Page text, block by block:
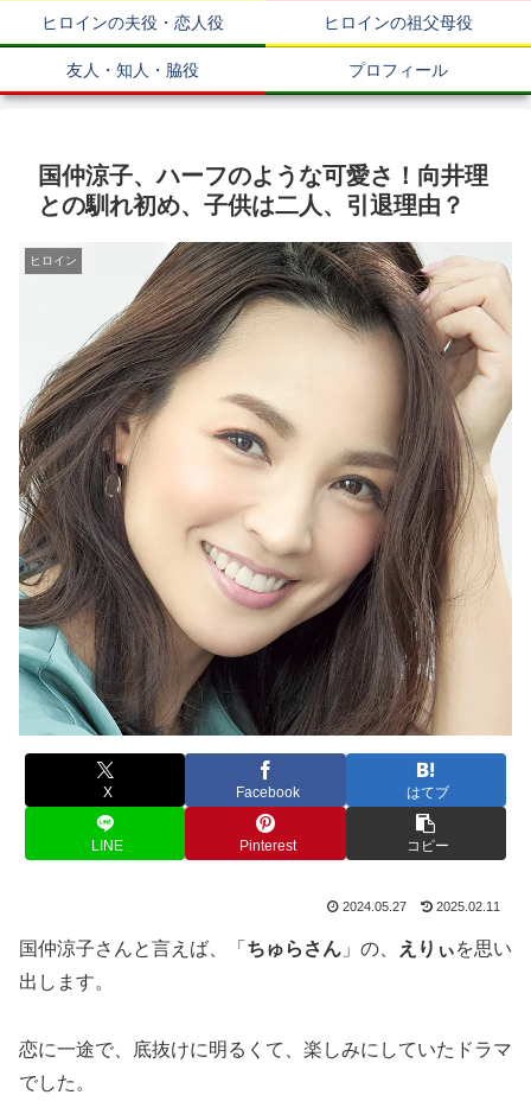
ヒロインの夫役・恋人役 ヒロインの祖父母役
友人・知人・脇役 プロフィール
国仲涼子、ハーフのような可愛さ！向井理
との馴れ初め、子供は二人、引退理由？
ヒロイン
X Facebook はてブ
LINE Pinterest コピー
2024.05.27 2025.02.11
国仲涼子さんと言えば、「 ちゅらさん 」の、 えりぃを思い
出します。
恋に一途で、底抜けに明るくて、楽しみにしていたドラマ
でした。